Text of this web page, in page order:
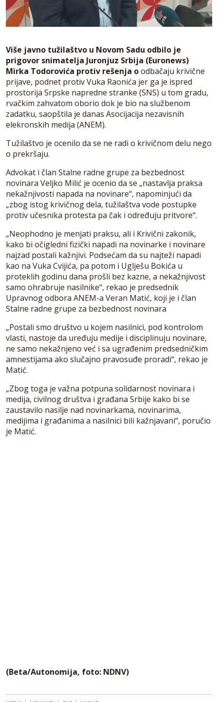
Više javno tužilaštvo u Novom Sadu odbilo je
prigovor snimatelja Juronjuz Srbija (Euronews)
Mirka Todorovića protiv rešenja oodbačaju krivične
prijave, podnet protiv Vuka Raonića jer ga je ispred
prostorija Srpske napredne stranke (SNS) u tom gradu,
rvačkim zahvatom oborio dok je bio na službenom
zadatku, saopštila je danas Asocijacija nezavisnih
elekronskih medija (ANEM).
Tužilaštvo je ocenilo da se ne radi o krivičnom delu nego
o prekršaju.
Advokat i član Stalne radne grupe za bezbednost
novinara Veljko Milić je ocenio da se „nastavlja praksa
nekažnjivosti napada na novinare“, napominjući da
„zbog istog krivičnog dela, tužilaštva vode postupke
protiv učesnika protesta pa čak i određuju pritvore“.
„Neophodno je menjati praksu, ali i Krivični zakonik,
kako bi očigledni fizički napadi na novinarke i novinare
najzad postali kažnjivi. Podsećam da su najteži napadi
kao na Vuka Cvijića, pa potom i Uglješu Bokića u
proteklih godinu dana prošli bez kazne, a nekažnjivost
samo ohrabruje nasilnike“, rekao je predsednik
Upravnog odbora ANEM-a Veran Matić, koji je i član
Stalne radne grupe za bezbednost novinara
„Postali smo društvo u kojem nasilnici, pod kontrolom
vlasti, nastoje da uređuju medije i disciplinuju novinare,
ne samo nekažnjeno već i sa ugrađenim predsedničkim
amnestijama ako slučajno pravosuđe proradi“, rekao je
Matić.
„Zbog toga je važna potpuna solidarnost novinara i
medija, civilnog društva i građana Srbije kako bi se
zaustavilo nasilje nad novinarkama, novinarima,
medijima i građanima a nasilnici bili kažnjavani“, poručio
je Matić.
(Beta/Autonomija, foto: NDNV)